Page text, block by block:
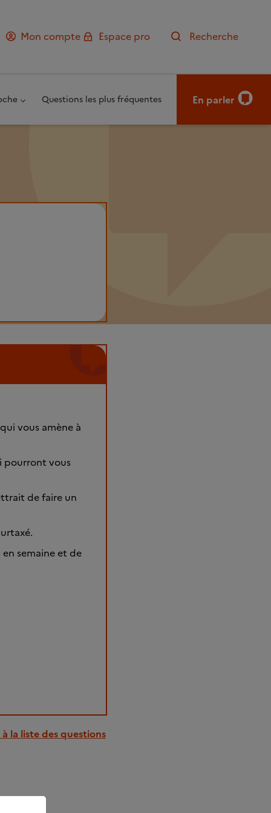
Mon compte
Espace pro Recherche
Questions les plus fréquentes En parler
vous amène à
pourront vous
de faire un
semaine et de
la liste des questions